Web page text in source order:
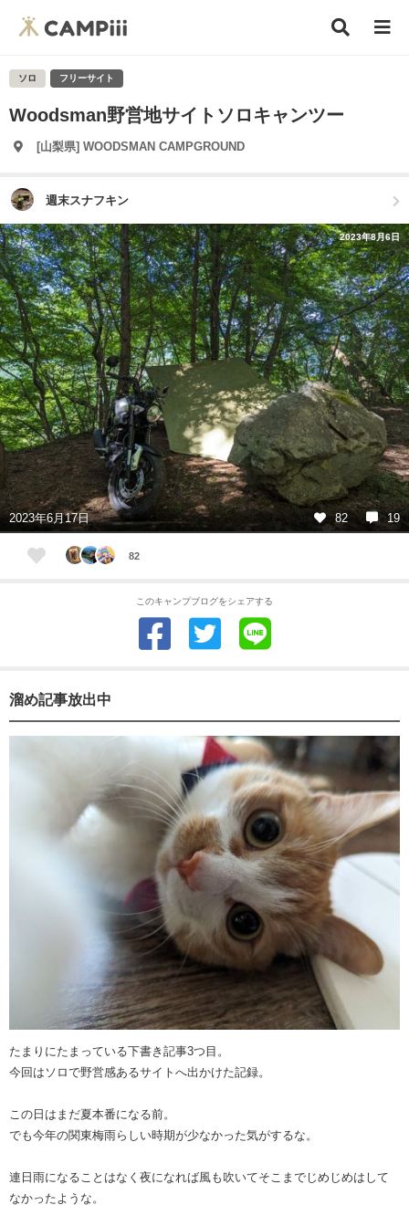
ソロ フリーサイト
Woodsman野営地サイトソロキャンツー
[山梨県] WOODSMAN CAMPGROUND
週末スナフキン
2023年8月6日
2023年6月17日 82 19
82
このキャンプブログをシェアする
溜め記事放出中
たまりにたまっている下書き記事3つ目。
今回はソロで野営感あるサイトへ出かけた記録。
この日はまだ夏本番になる前。
でも今年の関東梅雨らしい時期が少なかった気がするな。
連日雨になることはなく夜になれば風も吹いてそこまでじめじめはして
なかったような。